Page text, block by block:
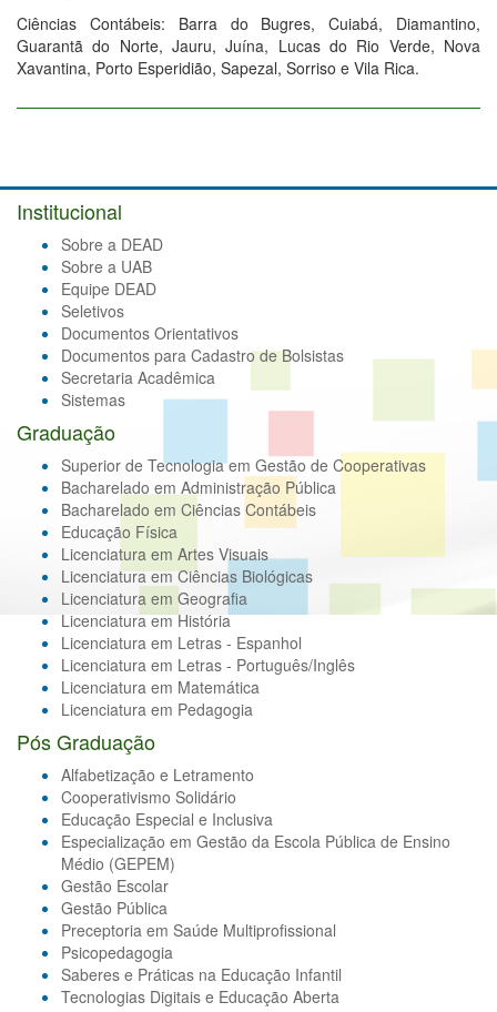
Ciências Contábeis: Barra do Bugres, Cuiabá, Diamantino,
Guarantã do Norte, Jauru, Juína, Lucas do Rio Verde, Nova
Xavantina, Porto Esperidião, Sapezal, Sorriso e Vila Rica.
Institucional
Sobre a DEAD
Sobre a UAB
Equipe DEAD
Seletivos
Documentos Orientativos
Documentos para Cadastro de Bolsistas
Secretaria Acadêmica
Sistemas
Graduação
Superior de Tecnologia em Gestão de Cooperativas
Bacharelado em Administração Pública
Bacharelado em Ciências Contábeis
Educação Física
Licenciatura em Artes Visuais
Licenciatura em Ciências Biológicas
Licenciatura em Geografia
Licenciatura em História
Licenciatura em Letras - Espanhol
Licenciatura em Letras - Português/Inglês
Licenciatura em Matemática
Licenciatura em Pedagogia
Pós Graduação
Alfabetização e Letramento
Cooperativismo Solidário
Educação Especial e Inclusiva
Especialização em Gestão da Escola Pública de Ensino
Médio (GEPEM)
Gestão Escolar
Gestão Pública
Preceptoria em Saúde Multiprofissional
Psicopedagogia
Saberes e Práticas na Educação Infantil
Tecnologias Digitais e Educação Aberta